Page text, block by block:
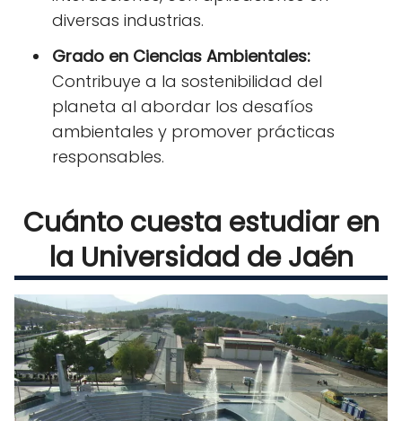
diversas industrias.
Grado en Ciencias Ambientales:
Contribuye a la sostenibilidad del
planeta al abordar los desafíos
ambientales y promover prácticas
responsables.
Cuánto cuesta estudiar en
la Universidad de Jaén